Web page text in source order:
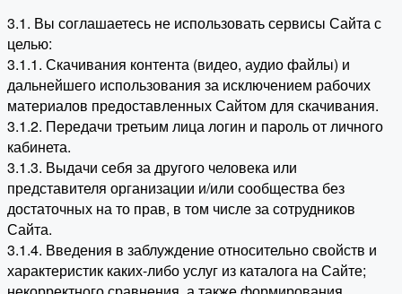
3.1. Вы соглашаетесь не использовать сервисы Сайта с
целью:
3.1.1. Скачивания контента (видео, аудио файлы) и
дальнейшего использования за исключением рабочих
материалов предоставленных Сайтом для скачивания.
3.1.2. Передачи третьим лица логин и пароль от личного
кабинета.
3.1.3. Выдачи себя за другого человека или
представителя организации и/или сообщества без
достаточных на то прав, в том числе за сотрудников
Сайта.
3.1.4. Введения в заблуждение относительно свойств и
характеристик каких-либо услуг из каталога на Сайте;